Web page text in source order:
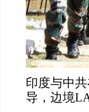
印度与中
导，边境